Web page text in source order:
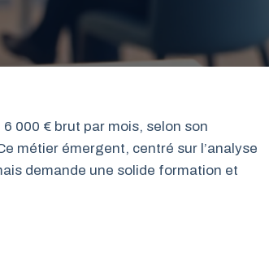
000 € brut par mois, selon son
métier émergent, centré sur l’analyse
demande une solide formation et